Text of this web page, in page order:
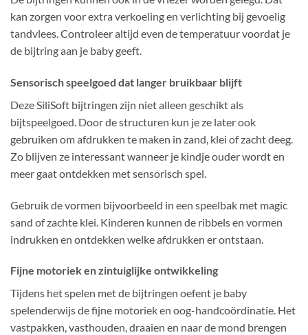
kan zorgen voor extra verkoeling en verlichting bij gevoelig
tandvlees. Controleer altijd even de temperatuur voordat je
de bijtring aan je baby geeft.
Sensorisch speelgoed dat langer bruikbaar blijft
Deze SiliSoft bijtringen zijn niet alleen geschikt als
bijtspeelgoed. Door de structuren kun je ze later ook
gebruiken om afdrukken te maken in zand, klei of zacht deeg.
Zo blijven ze interessant wanneer je kindje ouder wordt en
meer gaat ontdekken met sensorisch spel.
Gebruik de vormen bijvoorbeeld in een speelbak met magic
sand of zachte klei. Kinderen kunnen de ribbels en vormen
indrukken en ontdekken welke afdrukken er ontstaan.
Fijne motoriek en zintuiglijke ontwikkeling
Tijdens het spelen met de bijtringen oefent je baby
spelenderwijs de fijne motoriek en oog-handcoördinatie. Het
vastpakken, vasthouden, draaien en naar de mond brengen